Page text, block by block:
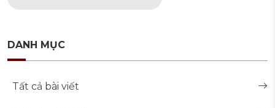
DANH MỤC
Tất cả bài viết